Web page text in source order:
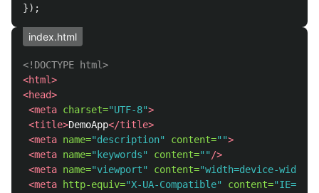
});
index.html
<!DOCTYPE html>
<html>
<head>
<meta charset="UTF-8">
<title>DemoApp</title>
<meta name="description" content="">
<meta name="keywords" content="" />
<meta name="viewport" content="width=device-
<meta
http-equiv="X-UA-Compatible" content=